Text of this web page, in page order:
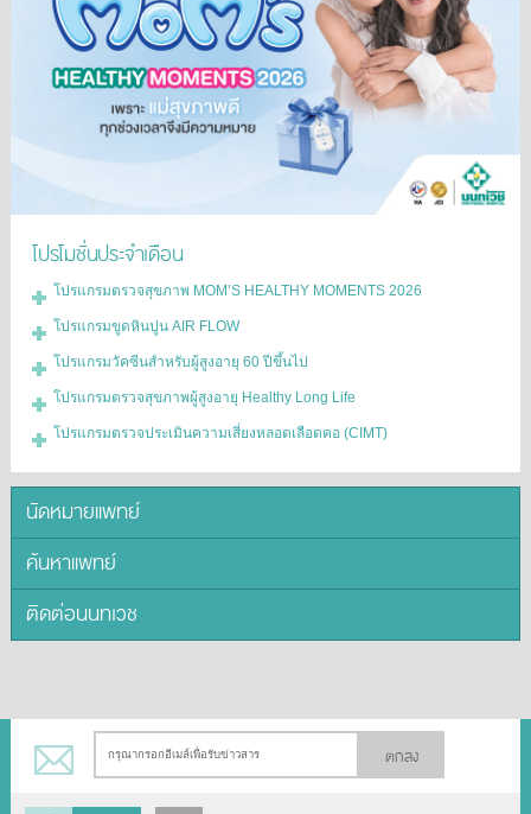
โปรโมชั่นประจำเดือน
โปรแกรมตรวจสุขภาพ MOM’S HEALTHY MOMENTS 2026
โปรแกรมขูดหินปูน AIR FLOW
โปรแกรมวัคซีนสำหรับผู้สูงอายุ 60 ปีขึ้นไป
โปรแกรมตรวจสุขภาพผู้สูงอายุ Healthy Long Life
โปรแกรมตรวจประเมินความเสี่ยงหลอดเลือดคอ (CIMT)
นัดหมายแพทย์
ค้นหาแพทย์
ติดต่อนนทเวช
ตกลง